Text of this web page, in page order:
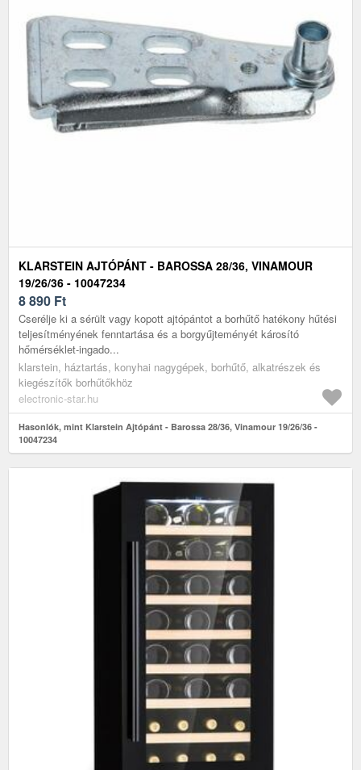
KLARSTEIN AJTÓPÁNT - BAROSSA 28/36, VINAMOUR
19/26/36 - 10047234
8 890 Ft
Cserélje ki a sérült vagy kopott ajtópántot a borhűtő hatékony hűtési
teljesítményének fenntartása és a borgyűjteményét károsító
hőmérséklet-ingado...
klarstein, háztartás, konyhai nagygépek, borhűtő, alkatrészek és
kiegészítők borhűtőkhöz
electronic-star.hu
Hasonlók, mint Klarstein Ajtópánt - Barossa 28/36, Vinamour 19/26/36 -
10047234